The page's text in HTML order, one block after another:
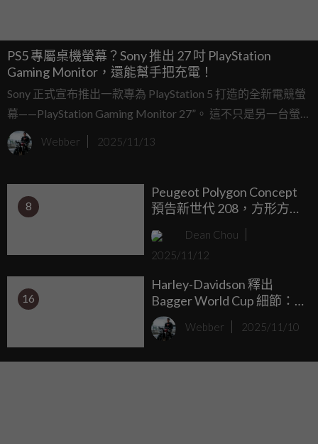
PS5 專屬桌機螢幕？Sony 推出 27 吋 PlayStation
Gaming Monitor，還能幫手把充電！
Sony 正式宣布推出一款專為 PlayStation 5 打造的全新電競螢
幕——PlayStation Gaming Monitor 27”。 這不只是另一台螢
幕，而是讓主機玩家正式踏入「桌機級遊玩體驗」的新時
代。
Webber 2025/11/13
8
Peugeot Polygon Concept
預告新世代 208，方形方向
Dean Chou
2025/11/12
16
Harley-Davidson 釋出
Bagger World Cup 細節：
280公斤、200hp 巡航怪獸
準備登場Webber 2025/11/10